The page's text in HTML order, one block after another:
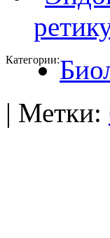
Категории:
| Метки: